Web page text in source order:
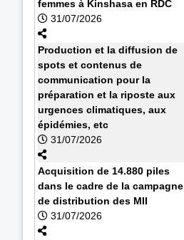
femmes à Kinshasa en RDC
31/07/2026
Production et la diffusion de
spots et contenus de
communication pour la
préparation et la riposte aux
urgences climatiques, aux
épidémies, etc
31/07/2026
Acquisition de 14.880 piles
dans le cadre de la campagne
de distribution des MII
31/07/2026